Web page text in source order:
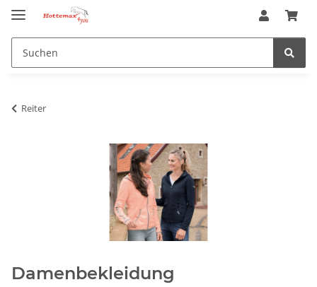
Reiter
Damenbekleidung